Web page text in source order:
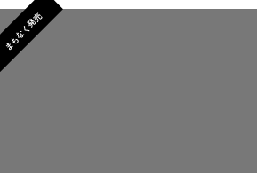
まもなく発売